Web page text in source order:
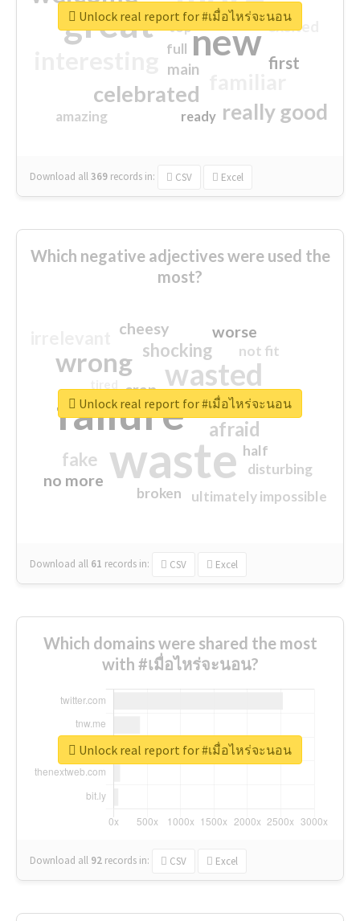
great new
celebrated
really good
first
excited
main
amazing
top
full
ready
Download all369 records in: CSV Excel
Unlock real report for #เมื่อไหร่จะนอน
Which negative adjectives were used the
most?
waste
failure
wasted
wrong
sorry
afraid
shocking
fake
worse
no more
crap
cheesy
ultimately impossible
not fit
half
disturbing
closed
broken
Download all 61 records in: CSV Excel
Unlock real report for #เมื่อไหร่จะนอน
Which domains were shared the most
with #เมื่อไหร่จะนอน?
Download all 92 records in: CSV Excel
Unlock real report for #เมื่อไหร่จะนอน